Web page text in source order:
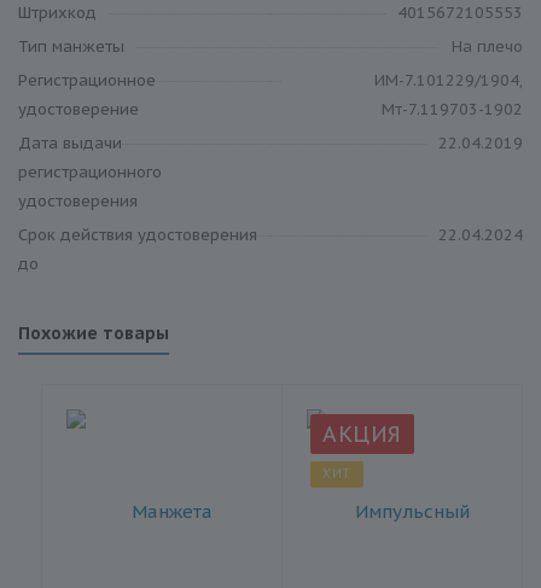
Штрихкод
4015672105553
Тип манжеты
На плечо
Регистрационное
удостоверение
ИМ-7.101229/1904,
Мт-7.119703-1902
Дата выдачи
регистрационного
удостоверения
22.04.2019
Срок действия удостоверения
до
22.04.2024
Похожие товары
АКЦИЯ
ХИТ